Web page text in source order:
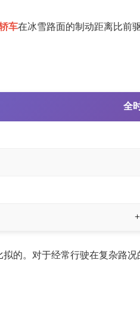
车在冰雪路面的制动距离比前
全
的。对于经常行驶在复杂路